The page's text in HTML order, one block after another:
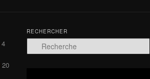
4
20
RECHERCHER
e